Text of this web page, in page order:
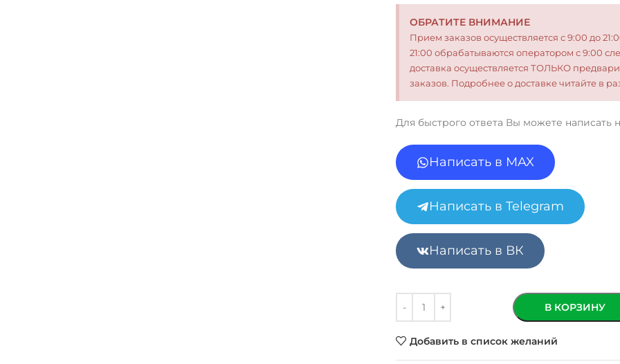
ОБРАТИТЕ ВНИМАНИЕ
Прием заказов осуществляется с 9:00 до
21:00 обрабатываются оператором с 9:00
доставка осуществляется ТОЛЬКО
заказов. Подробнее о доставке читайте в
Для быстрого ответа Вы можете написать
Написать в MAX
Написать в Telegram
Написать в ВК
В КОРЗИНУ
Добавить в список желаний